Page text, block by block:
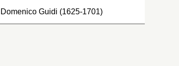
Domenico Guidi (1625-1701)